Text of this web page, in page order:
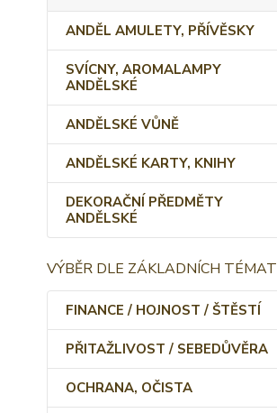
ANDĚL AMULETY, PŘÍVĚSKY
SVÍCNY, AROMALAMPY
ANDĚLSKÉ
ANDĚLSKÉ VŮNĚ
ANDĚLSKÉ KARTY, KNIHY
DEKORAČNÍ PŘEDMĚTY
ANDĚLSKÉ
VÝBĚR DLE ZÁKLADNÍCH TÉMAT
FINANCE / HOJNOST / ŠTĚSTÍ
PŘITAŽLIVOST / SEBEDŮVĚRA
OCHRANA, OČISTA